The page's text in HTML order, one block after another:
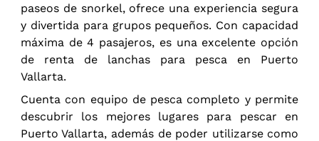
paseos de snorkel, ofrece una experiencia segura
y divertida para grupos pequeños. Con capacidad
máxima de 4 pasajeros, es una excelente opción
de renta de lanchas para pesca en Puerto
Vallarta.
Cuenta con equipo de pesca completo y permite
descubrir los mejores lugares para pescar en
Puerto Vallarta, además de poder utilizarse como